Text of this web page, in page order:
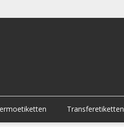
Transferetiketten